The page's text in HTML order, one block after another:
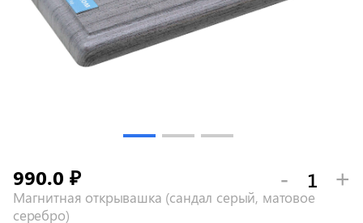
Магнитная открывашка (сандал серый, матовое
серебро)
990.0 ₽ - +